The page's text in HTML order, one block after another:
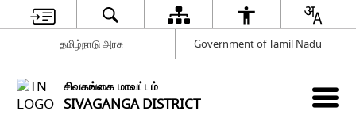
தமிழ்நாடு அரசு Government of Tamil Nadu
சிவகங்கை மாவட்டம்
SIVAGANGA DISTRICT